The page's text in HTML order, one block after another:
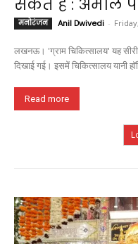
सकते हैं : अमोल
मनोरंजन Anil Dwivedi -
लखनऊ। 'ग्राम चिकित्सालय' यह
दिखाई गई। इसमें चिकित्सालय यानी
Read more